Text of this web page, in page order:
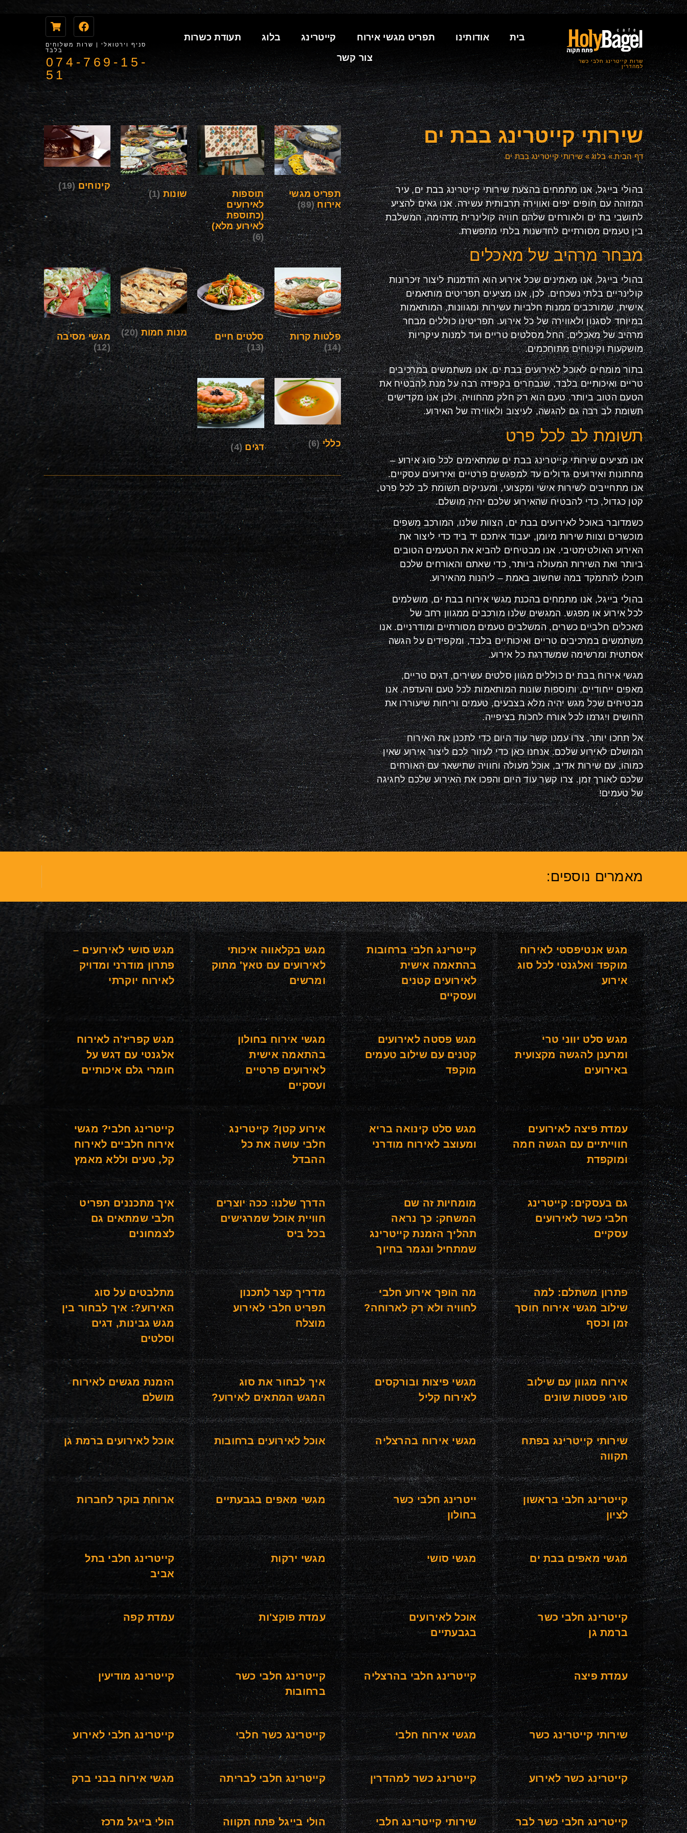
שרות קייטרינג חלבי כשר
למהדרין
בית אודותינו תפריט מגשי אירוח קייטרינג בלוג
תעודת כשרות
צור קשר
סניף וירטואלי | שרות משלוחים
בלבד
074-769-15-
51
שירותי קייטרינג בבת ים
דף הבית»בלוג»שירותי קייטרינג בבת ים
בהולי בייגל, אנו מתמחים בהצעת שירותי קייטרינג בבת ים, עיר
המזוהה עם חופים יפים ואווירה תרבותית עשירה. אנו גאים להציע
לתושבי בת ים ולאורחים שלהם חוויה קולינרית מדהימה, המשלבת
בין טעמים מסורתיים לחדשנות בלתי מתפשרת.
מבחר מרהיב של מאכלים
בהולי בייגל, אנו מאמינים שכל אירוע הוא הזדמנות ליצור זיכרונות
קולינריים בלתי נשכחים. לכן, אנו מציעים תפריטים מותאמים
אישית, שמורכבים ממנות חלביות עשירות ומגוונות, המותאמות
במיוחד לסגנון ולאווירה של כל אירוע. תפריטינו כוללים מבחר
מרהיב של מאכלים, החל מסלטים טריים ועד למנות עיקריות
מושקעות וקינוחים מתוחכמים.
בתור מומחים לאוכל לאירועים בבת ים, אנו משתמשים במרכיבים
טריים ואיכותיים בלבד, שנבחרים בקפידה רבה על מנת להבטיח את
הטעם הטוב ביותר. טעם הוא רק חלק מהחוויה, ולכן אנו מקדישים
תשומת לב רבה גם להגשה, לעיצוב ולאווירה של האירוע.
תשומת לב לכל פרט
אנו מציעים שירותי קייטרינג בבת ים שמתאימים לכל סוג אירוע –
מחתונות ואירועים גדולים עד למפגשים פרטיים ואירועים עסקיים.
אנו מתחייבים לשירות אישי ומקצועי, ומעניקים תשומת לב לכל פרט,
קטן כגדול, כדי להבטיח שהאירוע שלכם יהיה מושלם.
כשמדובר באוכל לאירועים בבת ים, הצוות שלנו, המורכב משפים
מוכשרים וצוות שירות מיומן, יעבוד איתכם יד ביד כדי ליצור את
האירוע האולטימטיבי. אנו מבטיחים להביא את הטעמים הטובים
ביותר ואת השירות המעולה ביותר, כדי שאתם והאורחים שלכם
תוכלו להתמקד במה שחשוב באמת – ליהנות מהאירוע.
בהולי בייגל, אנו מתמחים בהכנת מגשי אירוח בבת ים, מושלמים
לכל אירוע או מפגש. המגשים שלנו מורכבים ממגוון רחב של
מאכלים חלביים כשרים, המשלבים טעמים מסורתיים ומודרניים. אנו
משתמשים במרכיבים טריים ואיכותיים בלבד, ומקפידים על הגשה
אסתטית ומרשימה שמשדרגת כל אירוע.
מגשי אירוח בבת ים כוללים מגוון סלטים עשירים, דגים טריים,
מאפים ייחודיים, ותוספות שונות המותאמות לכל טעם והעדפה. אנו
מבטיחים שכל מגש יהיה מלא בצבעים, טעמים וריחות שיעוררו את
החושים ויגרמו לכל אורח לחכות בציפייה.
אל תחכו יותר, צרו עמנו קשר עוד היום כדי לתכנן את האירוח
המושלם לאירוע שלכם. אנחנו כאן כדי לעזור לכם ליצור אירוע שאין
כמוהו, עם שירות אדיב, אוכל מעולה וחוויה שתישאר עם האורחים
שלכם לאורך זמן. צרו קשר עוד היום והפכו את האירוע שלכם לחגיגה
של טעמים!
תפריט מגשי
אירוח(89)
תוספות
לאירועים
(כתוספת
לאירוע מלא)
(6)
שונות(1)
קינוחים (19)
פלטות קרות
(14)
סלטים חיים
(13)
מנות חמות(20)
מגשי מסיבה
(12)
כללי(6) דגים(4)
מאמרים נוספים:
מגש אנטיפסטי לאירוח
מוקפד ואלגנטי לכל סוג
אירוע
קייטרינג חלבי ברחובות
בהתאמה אישית
לאירועים קטנים
ועסקיים
מגש בקלאווה איכותי
לאירועים עם טאץ' מתוק
ומרשים
מגש סושי לאירועים –
פתרון מודרני ומדויק
לאירוח יוקרתי
מגש סלט יווני טרי
ומרענן להגשה מקצועית
באירועים
מגש פסטה לאירועים
קטנים עם שילוב טעמים
מוקפד
מגשי אירוח בחולון
בהתאמה אישית
לאירועים פרטיים
ועסקיים
מגש קפריז'ה לאירוח
אלגנטי עם דגש על
חומרי גלם איכותיים
עמדת פיצה לאירועים
חווייתיים עם הגשה חמה
ומוקפדת
מגש סלט קינואה בריא
ומעוצב לאירוח מודרני
אירוע קטן? קייטרינג
חלבי עושה את כל
ההבדל
קייטרינג חלבי? מגשי
אירוח חלביים לאירוח
קל, טעים וללא מאמץ
גם בעסקים: קייטרינג
חלבי כשר לאירועים
עסקיים
מומחיות זה שם
המשחק: כך נראה
תהליך הזמנת קייטרינג
שמתחיל ונגמר בחיוך
הדרך שלנו: ככה יוצרים
חוויית אוכל שמרגישים
בכל ביס
איך מתכננים תפריט
חלבי שמתאים גם
לצמחונים
פתרון משתלם: למה
שילוב מגשי אירוח חוסך
זמן וכסף
מה הופך אירוע חלבי
לחוויה ולא רק לארוחה?
מדריך קצר לתכנון
תפריט חלבי לאירוע
מוצלח
מתלבטים על סוג
האירוע?: איך לבחור בין
מגש גבינות, דגים
וסלטים
אירוח מגוון עם שילוב
סוגי פסטות שונים
מגשי פיצות ובורקסים
לאירוח קליל
איך לבחור את סוג
המגש המתאים לאירוע?
הזמנת מגשים לאירוח
מושלם
שירותי קייטרינג בפתח
תקווה
מגשי אירוח בהרצליה אוכל לאירועים ברחובות אוכל לאירועים ברמת גן
קייטרינג חלבי בראשון
לציון
ייטרינג חלבי כשר
בחולון
מגשי מאפים בגבעתיים ארוחת בוקר לחברות
מגשי מאפים בבת ים מגשי סושי מגשי ירקות
קייטרינג חלבי בתל
אביב
קייטרינג חלבי כשר
ברמת גן
אוכל לאירועים
בגבעתיים
עמדת פוקצ'ות עמדת קפה
עמדת פיצה קייטרינג חלבי בהרצליה
קייטרינג חלבי כשר
ברחובות
קייטרינג מודיעין
שירותי קייטרינג כשר מגשי אירוח חלבי קייטרינג כשר חלבי קייטרינג חלבי לאירוע
קייטרינג כשר לאירוע קייטרינג כשר למהדרין קייטרינג חלבי לבריתה מגשי אירוח בבני ברק
קייטרינג חלבי כשר לבר
שירותי קייטרינג חלבי
הולי בייגל פתח תקווה הולי בייגל מרכז